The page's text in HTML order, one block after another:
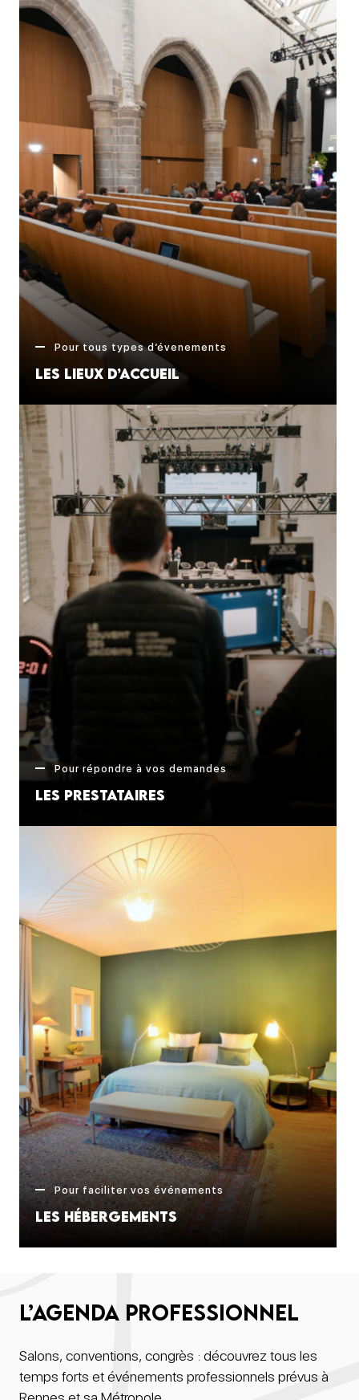
Pour tous types d’évenements
Les lieux d’accueil
Pour répondre à vos demandes
Les prestataires
Pour faciliter vos événements
Les Hébergements
L’agenda professionnel
Salons, conventions, congrès : découvrez tous les
temps forts et événements professionnels prévus à